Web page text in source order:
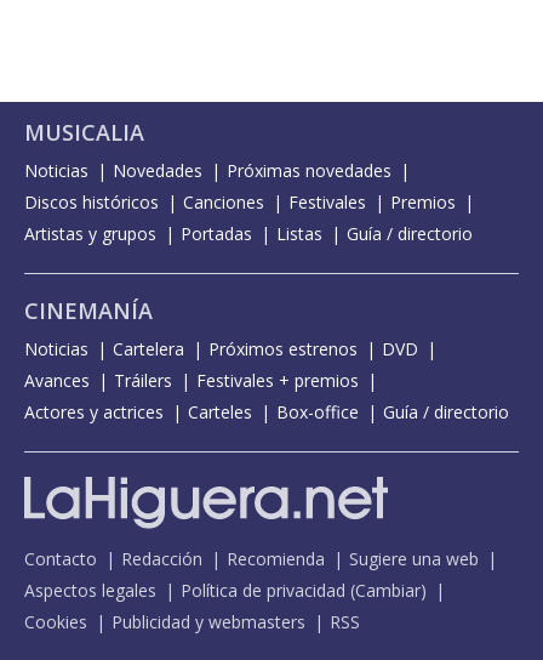
MUSICALIA
Noticias Novedades
Próximas novedades
Discos históricos
Canciones Festivales
Premios
Artistas y grupos
Portadas Listas Guía / directorio
CINEMANÍA
Noticias Cartelera Próximos estrenos
DVD
Avances
Tráilers
Festivales + premios
Actores y actrices
Carteles Box-office Guía / directorio
Contacto Redacción Recomienda
Sugiere una web
Aspectos legales
Política de privacidad (Cambiar)
Cookies
Publicidad y webmasters RSS